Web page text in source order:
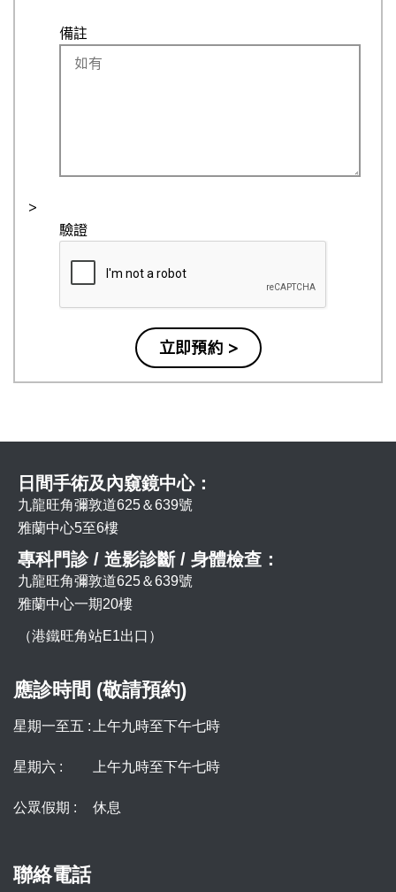
備註
>
驗證
日間手術及內窺鏡中心：
九龍旺角彌敦道625＆639號
雅蘭中心5至6樓
專科門診 / 造影診斷 / 身體檢查：
九龍旺角彌敦道625＆639號
雅蘭中心一期20樓
（港鐵旺角站E1出口）
應診時間 (敬請預約)
星期一至五 : 上午九時至下午七時
星期六 : 上午九時至下午七時
公眾假期 : 休息
聯絡電話